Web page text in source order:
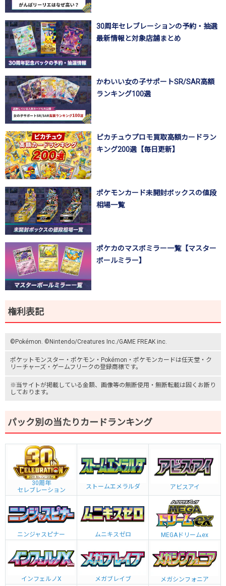
30周年セレブレーションの予約・抽選
最新情報と対象店舗まとめ
かわいい女の子サポートSR/SAR高額
ランキング100選
ピカチュウプロモ買取高額カードラン
キング200選【毎日更新】
ポケモンカード未開封ボックスの値段
相場一覧
ポケカのマスボミラー一覧【マスター
ボールミラー】
権利表記
©Pokémon. ©Nintendo/Creatures Inc./GAME FREAK inc.
ポケットモンスター ・ポケモン・Pokémon・ ポケモンカードは任天堂・ ク
リーチャーズ ・ ゲームフリークの登録商標です。
※当サイトが掲載している金額、画像等の無断使用・無断転載は固くお断り
しております。
パック別の当たりカードランキング
30周年
セレブレーション
ストームエメラルダ アビスアイ
ニンジャスピナー ムニキスゼロ MEGAドリームex
インフェルノX メガブレイブ メガシンフォニア